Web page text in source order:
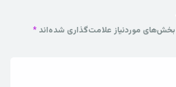
بخش‌های موردنیاز علامت‌گذاری شده‌اند *